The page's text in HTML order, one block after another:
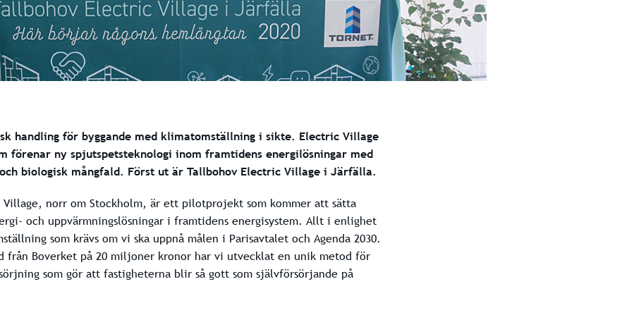
handling för byggande med klimatomställning i sikte. Electric Village
förenar ny spjutspetsteknologi inom framtidens energilösningar med
biologisk mångfald. Först ut är Tallbohov Electric Village i Järfälla.
Village, norr om Stockholm, är ett pilotprojekt som kommer att sätta
och uppvärmningslösningar i framtidens energisystem. Allt i enlighet
som krävs om vi ska uppnå målen i Parisavtalet och Agenda 2030.
från Boverket på 20 miljoner kronor har vi utvecklat en unik metod för
som gör att fastigheterna blir så gott som självförsörjande på